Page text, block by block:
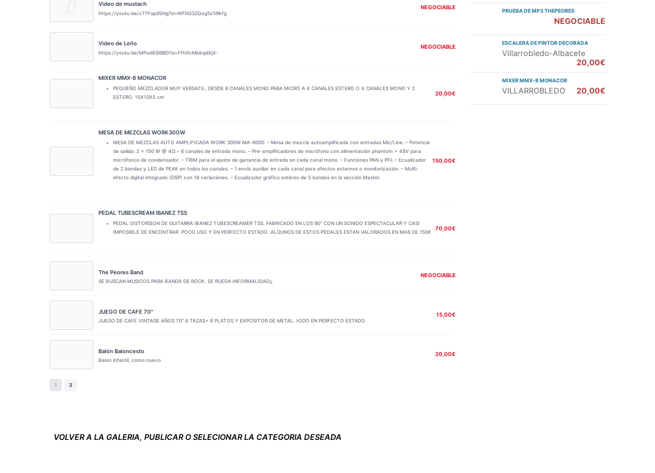
Video de mustach
https://youtu.be/z77Fspd5hlg?si=WFN332Qog5z59kfg
NEGOCIABLE
Video de Leño
https://youtu.be/MPod63i9l80?si=FfhIfcMbirqdXj4-
NEGOCIABLE
MIXER MMX-8 MONACOR
PEQUEÑO MEZCLADOR MUY VERSATIL. DESDE 8 CANALES MONO PARA MICRO A 4 CANALES ESTERO O 4 CANALES MONO Y 2
ESTERO. 15X10X5 cm
20,00€
MESA DE MEZCLAS WORK300W
MESA DE MEZCLAS AUTO AMPLIFICADA WORK 300W MA-6000. – Mesa de mezcla autoamplificada con entradas Mic/Line. – Potencia
de salida: 2 x 150 W @ 4Ω.– 6 canales de entrada mono. – Pre-amplificadores de micrófono con alimentación phantom + 48V para
micrófonos de condensador. – TRIM para el ajuste de ganancia de entrada en cada canal mono. – Funciones PAN y PFL.– Ecualizador
de 2 bandas y LED de PEAK en todos los canales. – 1 envío auxiliar en cada canal para efectos externos o monitorización. – Multi-
efecto digital integrado (DSP) con 16 variaciones. – Ecualizador gráfico estéreo de 5 bandas en la sección Master.
150,00€
PEDAL TUBESCREAM IBANEZ TSS
PEDAL DISTORSION DE GUITARRA IBANEZ TUBESCREAMER TSS. FABRICADO EN LOS 90″ CON UN SONIDO ESPECTACULAR Y CASI
IMPOSIBLE DE ENCONTRAR. POCO USO Y EN PERFECTO ESTADO. ALGUNOS DE ESTOS PEDALES ESTAN VALORADOS EN MAS DE 150€
70,00€
The Peores Band
SE BUSCAN MUSICOS PARA BANDA DE ROCK. SE RUEGA INFORMALIDAD¡¡
NEGOCIABLE
JUEGO DE CAFE 70"
JUEGO DE CAFE VINTAGE AÑOS 70″ 6 TAZAS+ 6 PLATOS Y EXPOSITOR DE METAL. tODO EN PERFECTO ESTADO
15,00€
Balón Baloncesto
Balon infantil, como nuevo
20,00€
1 2
PRUEBA DE MP3 THEPEORES
NEGOCIABLE
ESCALERA DE PINTOR DECORADA
Villarrobledo-Albacete
20,00€
MIXER MMX-8 MONACOR
VILLARROBLEDO 20,00€
VOLVER A LA GALERIA, PUBLICAR O SELECIONAR LA CATEGORIA DESEADA